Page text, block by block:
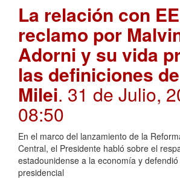
La relación con
reclamo por
Adorni y su vida
las definiciones
Milei. 31 de Julio,
08:50
En el marco del lanzamiento de la
Central, el Presidente habló sobre el
estadounidense a la economía y
presidencial